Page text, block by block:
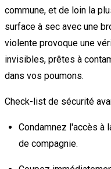
commune, et de loin la
surface à sec avec une
violente provoque une
invisibles, prêtes à
dans vos poumons.
Check-list de sécurité
Condamnez l'accès à
de compagnie.